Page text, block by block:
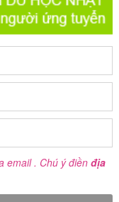
email . Chú ý điền địa